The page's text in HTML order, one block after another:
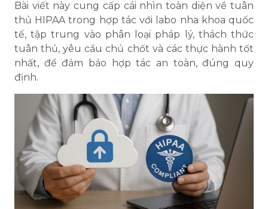
Bài viết này cung cấp cái nhìn toàn diện về tuân
thủ HIPAA trong hợp tác với labo nha khoa quốc
tế, tập trung vào phân loại pháp lý, thách thức
tuân thủ, yêu cầu chủ chốt và các thực hành tốt
nhất, để đảm bảo hợp tác an toàn, đúng quy
định.